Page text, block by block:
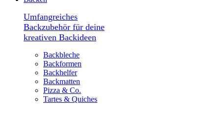
Umfangreiches
Backzubehör für deine
kreativen Backideen
Backbleche
Backformen
Backhelfer
Backmatten
Pizza & Co.
Tartes & Quiches